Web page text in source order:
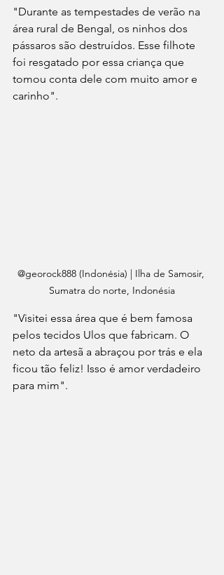
"Durante as tempestades de verão na
área rural de Bengal, os ninhos dos
pássaros são destruídos. Esse filhote
foi resgatado por essa criança que
tomou conta dele com muito amor e
carinho".
@georock888 (Indonésia) | Ilha de Samosir,
Sumatra do norte, Indonésia
"Visitei essa área que é bem famosa
pelos tecidos Ulos que fabricam. O
neto da artesã a abraçou por trás e ela
ficou tão feliz! Isso é amor verdadeiro
para mim".